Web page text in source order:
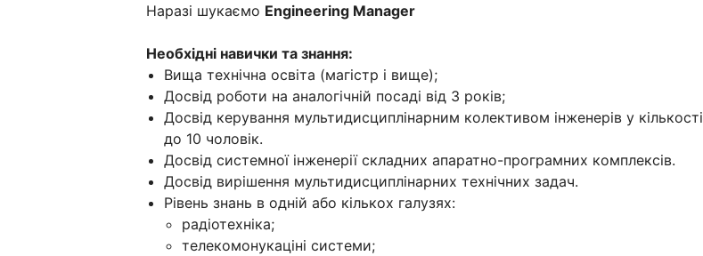
Наразі шукаємо Engineering Manager
Необхідні навички та знання:
Вища технічна освіта (магістр і вище);
Досвід роботи на аналогічній посаді від 3 років;
Досвід керування мультидисциплінарним колективом інженерів у кількості
до 10 чоловік.
Досвід системної інженерії складних апаратно-програмних комплексів.
Досвід вирішення мультидисциплінарних технічних задач.
Рівень знань в одній або кількох галузях:
радіотехніка;
телекомонукаціні системи;